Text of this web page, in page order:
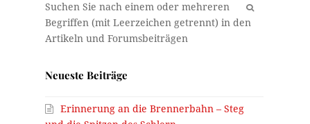
OK
Neueste Beiträge
Erinnerung an die Brennerbahn – Steg